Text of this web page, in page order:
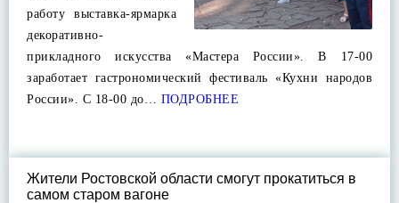
работу выставка-ярмарка
декоративно-
прикладного искусства «Мастера России». В 17-00
заработает гастрономический фестиваль «Кухни народов
России». С 18-00 до… ПОДРОБНЕЕ
Жители Ростовской области смогут прокатиться в
самом старом вагоне